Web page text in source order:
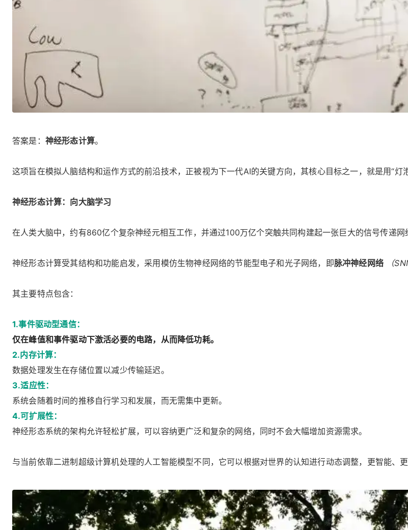
答案是： 神经形态计算。
这项旨在模拟人脑结构和运作方式的前沿技术，正被视为下一代AI的关键方向，其核心目标之一，就是用“灯
神经形态计算：向大脑学习
在人类大脑中，约有860亿个复杂神经元相互工作，并通过100万亿个突触共同构建起一张巨大的信号传递网
神经形态计算受其结构和功能启发，采用模仿生物神经网络的节能型电子和光子网络，即脉冲神经网络 （
其主要特点包含：
1.事件驱动型通信：
仅在峰值和事件驱动下激活必要的电路，从而降低功耗。
2.内存计算：
数据处理发生在存储位置以减少传输延迟。
3.适应性：
系统会随着时间的推移自行学习和发展，而无需集中更新。
4.可扩展性：
神经形态系统的架构允许轻松扩展，可以容纳更广泛和复杂的网络，同时不会大幅增加资源需求。
与当前依靠二进制超级计算机处理的人工智能模型不同，它可以根据对世界的认知进行动态调整，更智能、